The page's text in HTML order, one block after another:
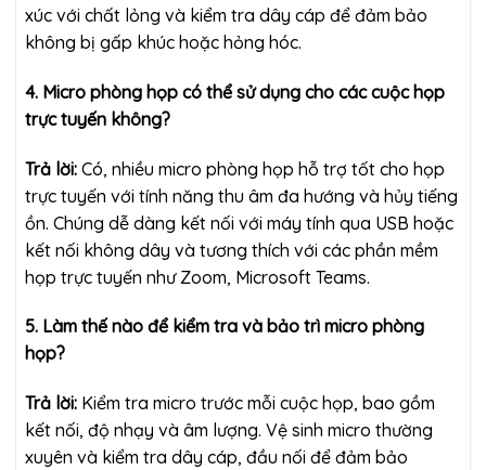
xúc với chất lỏng và kiểm tra dây cáp để đảm bảo
không bị gấp khúc hoặc hỏng hóc.
4. Micro phòng họp có thể sử dụng cho các cuộc họp
trực tuyến không?
Trả lời: Có, nhiều micro phòng họp hỗ trợ tốt cho họp
trực tuyến với tính năng thu âm đa hướng và hủy tiếng
ồn. Chúng dễ dàng kết nối với máy tính qua USB hoặc
kết nối không dây và tương thích với các phần mềm
họp trực tuyến như Zoom, Microsoft Teams.
5. Làm thế nào để kiểm tra và bảo trì micro phòng
họp?
Trả lời: Kiểm tra micro trước mỗi cuộc họp, bao gồm
kết nối, độ nhạy và âm lượng. Vệ sinh micro thường
xuyên và kiểm tra dây cáp, đầu nối để đảm bảo